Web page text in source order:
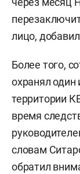
лицо,
Более того,
охранял
территории
время
словам
обратил